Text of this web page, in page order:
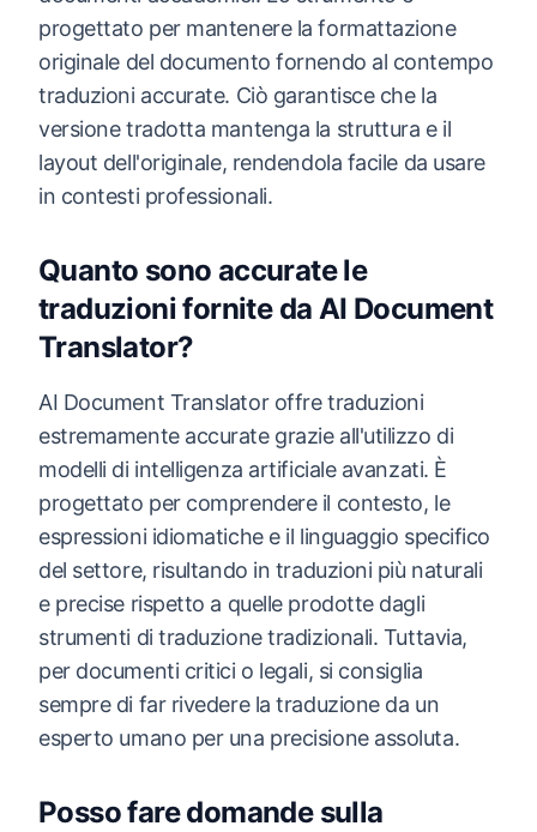
progettato per mantenere la formattazione
originale del documento fornendo al contempo
traduzioni accurate. Ciò garantisce che la
versione tradotta mantenga la struttura e il
layout dell'originale, rendendola facile da usare
in contesti professionali.
Quanto sono accurate le
traduzioni fornite da AI Document
Translator?
AI Document Translator offre traduzioni
estremamente accurate grazie all'utilizzo di
modelli di intelligenza artificiale avanzati. È
progettato per comprendere il contesto, le
espressioni idiomatiche e il linguaggio specifico
del settore, risultando in traduzioni più naturali
e precise rispetto a quelle prodotte dagli
strumenti di traduzione tradizionali. Tuttavia,
per documenti critici o legali, si consiglia
sempre di far rivedere la traduzione da un
esperto umano per una precisione assoluta.
Posso fare domande sulla